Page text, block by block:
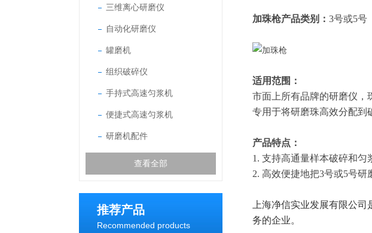
三维离心研磨仪
自动化研磨仪
罐磨机
组织破碎仪
手持式高速匀浆机
便捷式高速匀浆机
研磨机配件
查看全部
推荐产品
Recommended products
加珠枪产品类别： 3号或5号
适用范围：
市面上所有品牌的研磨仪，
专用于将研磨珠高效分配到
产品特点：
1. 支持高通量样本破碎和匀
2. 高效便捷地把3号或5号研
上海净信实业发展有限公
务的企业。